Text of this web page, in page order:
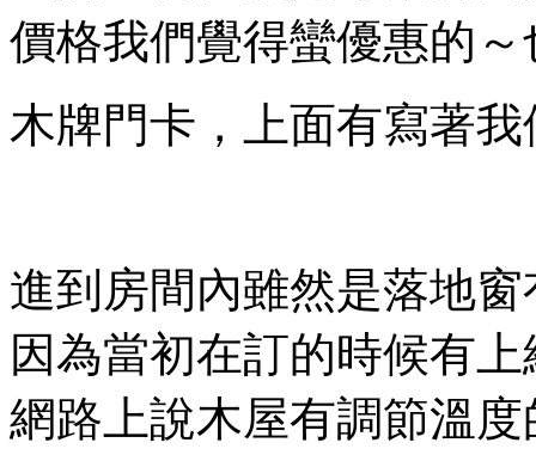
價格我們覺得蠻優惠的
木牌門卡，上面有寫著
進到房間內雖然是落地
因為當初在訂的時候有上
網路上說木屋有調節溫度